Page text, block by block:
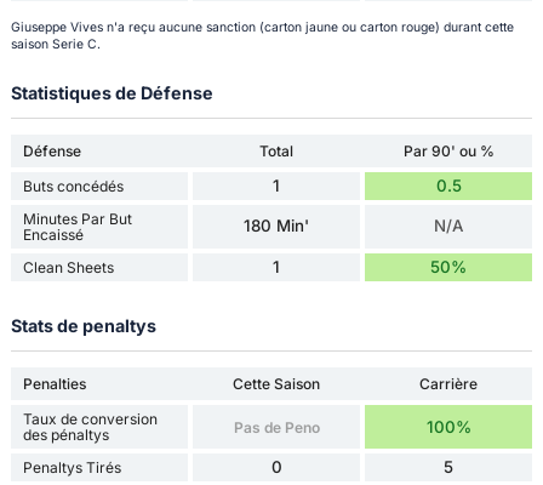
Giuseppe Vives n'a reçu aucune sanction (carton jaune ou carton rouge) durant cette
saison Serie C.
Statistiques de Défense
Défense Total
Par 90' ou %
Buts concédés
1 0.5
Minutes Par But
Encaissé
180 Min' N/A
Clean Sheets 1 50%
Stats de penaltys
Penalties Cette Saison
Carrière
Taux de conversion
des pénaltys
Pas de Peno 100%
Penaltys Tirés 0 5